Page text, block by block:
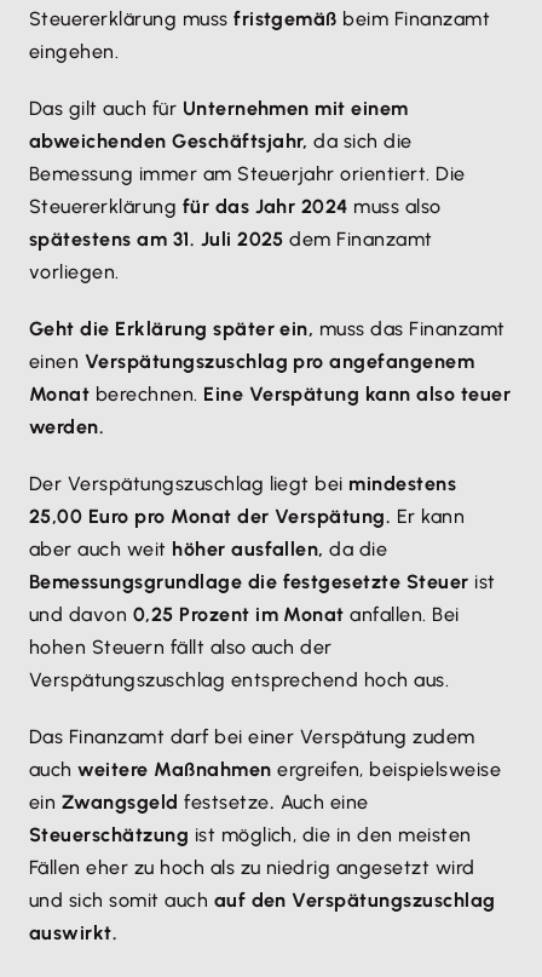
Steuererklärung mussfristgemäß beim Finanzamt
eingehen.
Das gilt auch für Unternehmen mit einem
abweichenden Geschäftsjahr, da sich die
Bemessung immer am Steuerjahr orientiert. Die
Steuererklärung für das Jahr 2024 muss also
spätestens am 31. Juli 2025 dem Finanzamt
vorliegen.
Geht die Erklärung später ein, muss das Finanzamt
einen Verspätungszuschlag pro angefangenem
Monat berechnen. Eine Verspätung kann also teuer
werden.
Der Verspätungszuschlag liegt bei mindestens
25,00 Euro pro Monat der Verspätung. Er kann
aber auch weit höher ausfallen, da die
Bemessungsgrundlage die festgesetzte Steuer ist
und davon 0,25 Prozent im Monat anfallen. Bei
hohen Steuern fällt also auch der
Verspätungszuschlag entsprechend hoch aus.
Das Finanzamt darf bei einer Verspätung zudem
auchweitere Maßnahmen ergreifen, beispielsweise
ein Zwangsgeld festsetze. Auch eine
Steuerschätzung ist möglich, die in den meisten
Fällen eher zu hoch als zu niedrig angesetzt wird
und sich somit auch auf den Verspätungszuschlag
auswirkt.